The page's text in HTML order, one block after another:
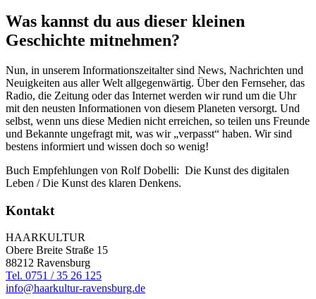
Was kannst du aus dieser kleinen
Geschichte mitnehmen?
Nun, in unserem Informationszeitalter sind News, Nachrichten und
Neuigkeiten aus aller Welt allgegenwärtig. Über den Fernseher, das
Radio, die Zeitung oder das Internet werden wir rund um die Uhr
mit den neusten Informationen von diesem Planeten versorgt. Und
selbst, wenn uns diese Medien nicht erreichen, so teilen uns Freunde
und Bekannte ungefragt mit, was wir „verpasst“ haben. Wir sind
bestens informiert und wissen doch so wenig!
Buch Empfehlungen von Rolf Dobelli: Die Kunst des digitalen
Leben / Die Kunst des klaren Denkens.
Kontakt
HAARKULTUR
Obere Breite Straße 15
88212 Ravensburg
Tel. 0751 / 35 26 125
info@haarkultur-ravensburg.de